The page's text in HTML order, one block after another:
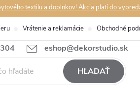
textilu a doplnkov! Akcia platí do
eshop@dekorstudio.sk
Vrátenie a reklamácie Obchodné
HĽADAŤ